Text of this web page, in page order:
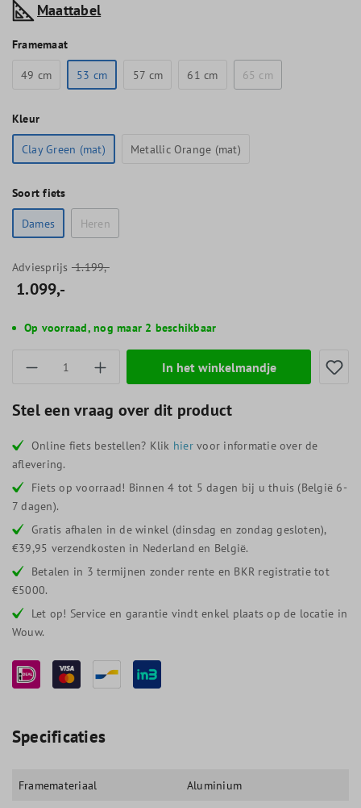
Maattabel
Framemaat
49 cm
53 cm 57 cm 61 cm 65 cm
Kleur
Clay Green (mat)
Metallic Orange (mat)
Soort fiets
Dames
Heren
Adviesprijs 1.199,-
1.099,-
Op voorraad, nog maar 2 beschikbaar
Producthoeveelheid: Voer de gewenste
In het winkelmandje
Stel een vraag over dit product
Online fiets bestellen? Klik hiervoor informatie over de
aflevering.
Fiets op voorraad! Binnen 4 tot 5 dagen bij u thuis (België 6-
7 dagen).
Gratis afhalen in de winkel (dinsdag en zondag gesloten),
€39,95 verzendkosten in Nederland en België.
Betalen in 3 termijnen zonder rente en BKR registratie tot
€5000.
Let op! Service en garantie vindt enkel plaats op de locatie in
Wouw.
Specificaties
Framemateriaal Aluminium